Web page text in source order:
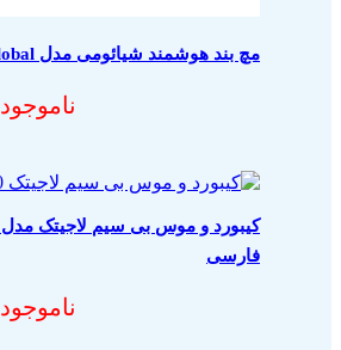
مچ بند هوشمند شیائومی مدل Mi Band 5 Global
ناموجود
فارسی
ناموجود